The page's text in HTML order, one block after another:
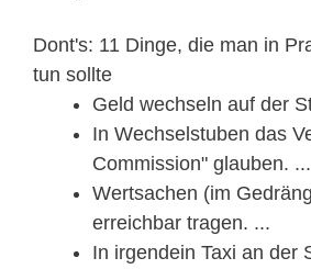
Dont's: 11 Dinge, die man in
tun sollte
Geld wechseln auf der
In Wechselstuben das
Commission" glauben. ...
Wertsachen (im
erreichbar tragen. ...
In irgendein Taxi an der